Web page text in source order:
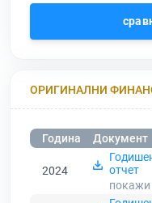
ОРИГИНАЛНИ
Година Документ
2024
отчет
покажи